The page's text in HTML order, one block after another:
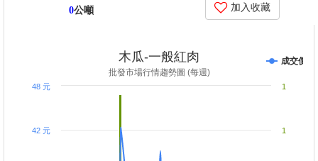
0公噸 加入收藏
木瓜-一般紅肉
批發市場行情趨勢圖 (每週)
成交價
42 元
48 元
1
1